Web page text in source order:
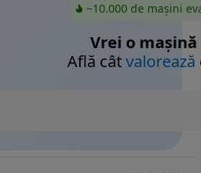
~10.000 de mașini
Vrei o mașină
Află câtvalorează